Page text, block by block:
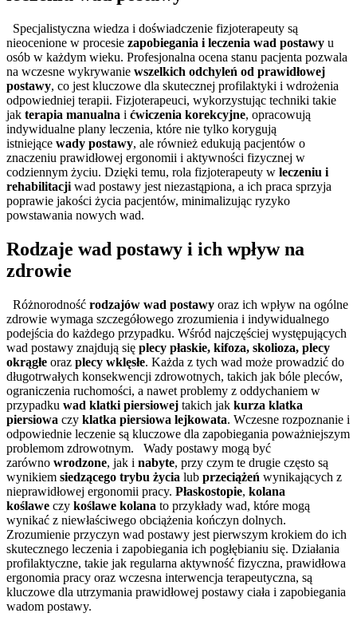
Specjalistyczna wiedza i doświadczenie fizjoterapeuty są
nieocenione w procesie zapobiegania i leczenia wad postawy u
osób w każdym wieku. Profesjonalna ocena stanu pacjenta pozwala
na wczesne wykrywanie wszelkich odchyleń od prawidłowej
postawy, co jest kluczowe dla skutecznej profilaktyki i wdrożenia
odpowiedniej terapii. Fizjoterapeuci, wykorzystując techniki takie
jak terapia manualna i ćwiczenia korekcyjne, opracowują
indywidualne plany leczenia, które nie tylko korygują
istniejące wady postawy, ale również edukują pacjentów o
znaczeniu prawidłowej ergonomii i aktywności fizycznej w
codziennym życiu. Dzięki temu, rola fizjoterapeuty w leczeniu i
rehabilitacji wad postawy jest niezastąpiona, a ich praca sprzyja
poprawie jakości życia pacjentów, minimalizując ryzyko
powstawania nowych wad.
Rodzaje wad postawy i ich wpływ na
zdrowie
Różnorodność rodzajów wad postawy oraz ich wpływ na ogólne
zdrowie wymaga szczegółowego zrozumienia i indywidualnego
podejścia do każdego przypadku. Wśród najczęściej występujących
wad postawy znajdują się plecy płaskie, kifoza, skolioza, plecy
okrągłe oraz plecy wklęsłe. Każda z tych wad może prowadzić do
długotrwałych konsekwencji zdrowotnych, takich jak bóle pleców,
ograniczenia ruchomości, a nawet problemy z oddychaniem w
przypadku wad klatki piersiowej takich jak kurza klatka
piersiowa czy klatka piersiowa lejkowata. Wczesne rozpoznanie i
odpowiednie leczenie są kluczowe dla zapobiegania poważniejszym
problemom zdrowotnym. Wady postawy mogą być
zarówno wrodzone, jak i nabyte, przy czym te drugie często są
wynikiem siedzącego trybu życia lub przeciążeń wynikających z
nieprawidłowej ergonomii pracy. Płaskostopie, kolana
koślawe czy koślawe kolana to przykłady wad, które mogą
wynikać z niewłaściwego obciążenia kończyn dolnych.
Zrozumienie przyczyn wad postawy jest pierwszym krokiem do ich
skutecznego leczenia i zapobiegania ich pogłębianiu się. Działania
profilaktyczne, takie jak regularna aktywność fizyczna, prawidłowa
ergonomia pracy oraz wczesna interwencja terapeutyczna, są
kluczowe dla utrzymania prawidłowej postawy ciała i zapobiegania
wadom postawy.